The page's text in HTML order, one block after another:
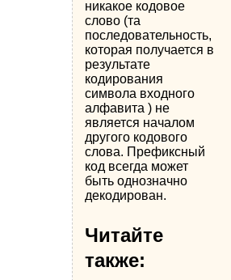
никакое кодовое
слово (та
последовательность,
которая получается в
результате
кодирования
символа входного
алфавита ) не
является началом
другого кодового
слова. Префиксный
код всегда может
быть однозначно
декодирован.
Читайте
также: